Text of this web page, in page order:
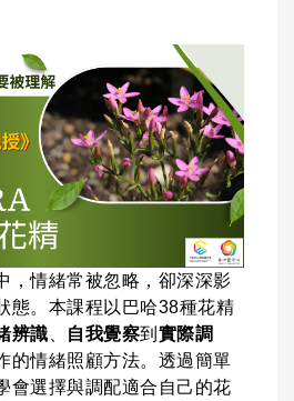
，情緒常被忽略，卻深深影
態。本課程以巴哈38種花精
辨識 自我覺察到 實際調
的情緒照顧方法。透過簡單
會選擇與調配適合自己的花